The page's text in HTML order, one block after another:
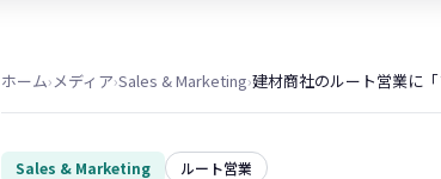
ホーム›メディア›Sales & Marketing›
Sales & Marketing ルート営業